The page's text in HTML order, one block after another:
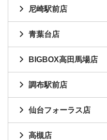
尼崎駅前店
青葉台店
BIGBOX高田馬場店
調布駅前店
仙台フォーラス店
高槻店